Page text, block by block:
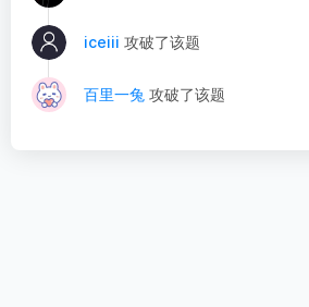
iceiii 攻破了该题
百里一兔 攻破了该题